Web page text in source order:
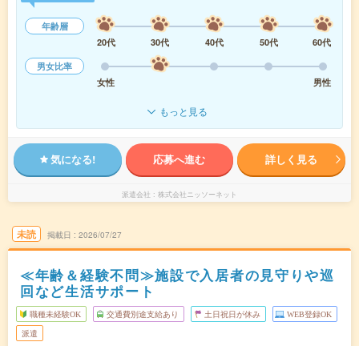
年齢層
20代
30代 40代 50代
60代
男女比率
女性
男性
もっと見る
気になる! 応募へ進む 詳しく見る
派遣会社 株式会社ニッソーネット
未読 掲載日 2026/07/27
≪年齢＆経験不問≫施設で入居者の見守りや巡
回など生活サポート
職種未経験OK 交通費別途支給あり 土日祝日が休み WEB登録OK
派遣